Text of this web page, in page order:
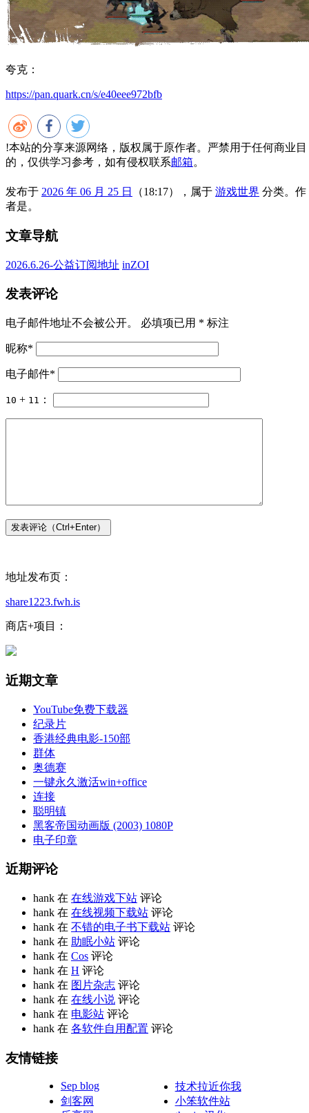
夸克：
https://pan.quark.cn/s/e40eee972bfb
!本站的分享来源网络，版权属于原作者。严禁用于任何商业目
的，仅供学习参考，如有侵权联系邮箱。
发布于 2026 年 06 月 25 日 （18:17），属于 游戏世界 分类。 作
者是。
文章导航
2026.6.26-公益订阅地址 inZOI
发表评论
电子邮件地址不会被公开。 必填项已用 * 标注
昵称*
电子邮件*
10 + 11 ：
地址发布页：
share1223.fwh.is
商店+项目：
近期文章
YouTube免费下载器
纪录片
香港经典电影-150部
群体
奥德赛
一键永久激活win+office
连接
聪明镇
黑客帝国动画版 (2003) 1080P
电子印章
近期评论
hank 在 在线游戏下站 评论
hank 在 在线视频下载站 评论
hank 在 不错的电子书下载站 评论
hank 在 助眠小站 评论
hank 在 Cos 评论
hank 在 H 评论
hank 在 图片杂志 评论
hank 在 在线小说 评论
hank 在 电影站 评论
hank 在 各软件自用配置 评论
友情链接
Sep blog
技术拉近你我
剑客网
小笨软件站